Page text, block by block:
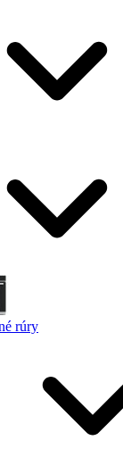
rúry